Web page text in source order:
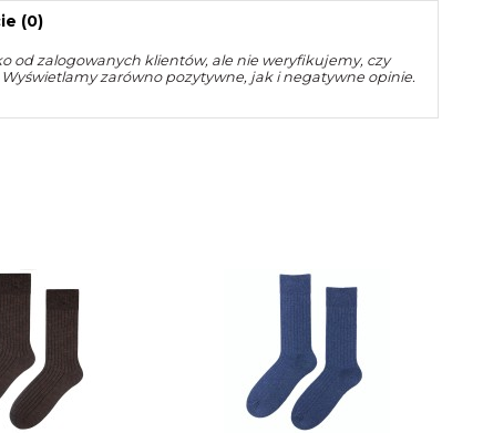
(0)
od zalogowanych klientów, ale nie weryfikujemy, czy
zarówno pozytywne, jak i negatywne opinie.